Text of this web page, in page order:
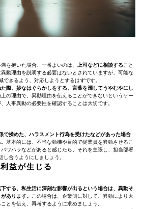
を抱いた場合、一番よいのは、 上司などに相談する こと
動理由を説明する必要はないとされていますが、可能な
できるよう、対応しようとするはずです。
際、妙なはぐらかしをする、言葉を濁してうやむやにし
上の理由で、異動理由を伝えることができないというケー
人事異動の必要性を確認することは大切です。
で揉めた、ハラスメント行為を受けたなどがあった場合
基本的には、不当な動機や目的で従業員を異動させるこ
ワハラなどがあると感じたら、それを主張し、担当部署
し合うようにしましょう。
益が生じる
する、私生活に深刻な影響が出るという場合は、異動そ
あります。
この場合は、企業側に対して、異動により大
とを伝え、再考するように求めましょう。